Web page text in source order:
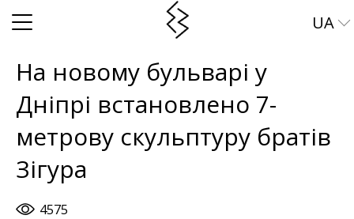
UA
На новому бульварі у
Дніпрі встановлено 7-
метрову скульптуру братів
Зігура
4575